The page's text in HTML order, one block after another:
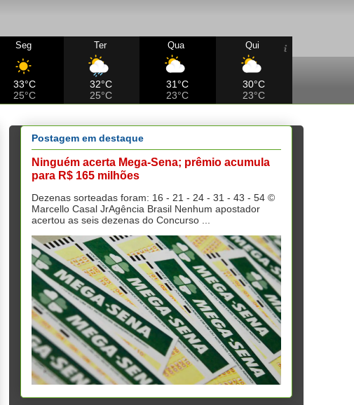
Seg
33°C
25°C
Ter
32°C
25°C
Qua
31°C
23°C
Qui
30°C
23°C
Postagem em destaque
Ninguém acerta Mega-Sena; prêmio acumula
para R$ 165 milhões
Dezenas sorteadas foram: 16 - 21 - 24 - 31 - 43 - 54 ©
Marcello Casal JrAgência Brasil Nenhum apostador
acertou as seis dezenas do Concurso ...